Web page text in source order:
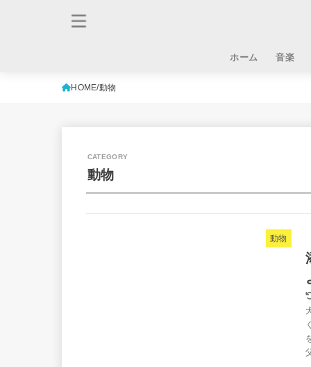
ホーム 音楽
HOME 動物
動物
動物